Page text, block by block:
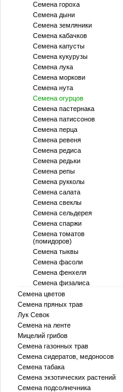
Семена гороха
Семена дыни
Семена земляники
Семена кабачков
Семена капусты
Семена кукурузы
Семена лука
Семена моркови
Семена нута
Семена огурцов
Семена пастернака
Семена патиссонов
Семена перца
Семена ревеня
Семена редиса
Семена редьки
Семена репы
Семена рукколы
Семена салата
Семена свеклы
Семена сельдерея
Семена спаржи
Семена томатов
(помидоров)
Семена тыквы
Семена фасоли
Семена фенхеля
Семена физалиса
Семена цветов
Семена пряных трав
Лук Севок
Семена на ленте
Мицелий грибов
Семена газонных трав
Семена сидератов, медоносов
Семена табака
Семена экзотических растений
Семена подсолнечника